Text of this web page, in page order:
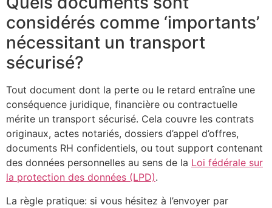
considérés comme ‘importants’
nécessitant un transport
sécurisé?
Tout document dont la perte ou le retard entraîne une
conséquence juridique, financière ou contractuelle
mérite un transport sécurisé. Cela couvre les contrats
originaux, actes notariés, dossiers d’appel d’offres,
documents RH confidentiels, ou tout support contenant
des données personnelles au sens de la Loi fédérale sur
la protection des données (LPD).
La règle pratique: si vous hésitez à l’envoyer par